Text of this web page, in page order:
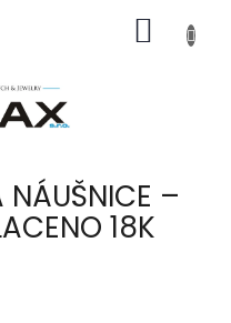
KOŠÍK
NÁUŠNICE –
18K